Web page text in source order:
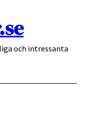
och intressanta